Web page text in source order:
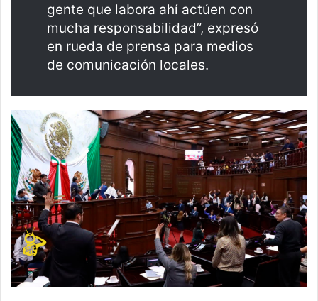
gente que labora ahí actúen con
mucha responsabilidad”, expresó
en rueda de prensa para medios
de comunicación locales.